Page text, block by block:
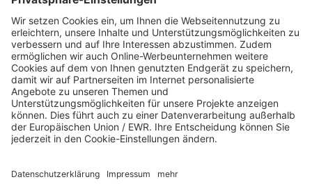
Spendenkonto Diakonisches Werk Berlin-
Brandenburg-schlesische Oberlausitz e.V
Bank für Sozialwirtschaft
IBAN: DE22 3702 0500 0003 2019 00